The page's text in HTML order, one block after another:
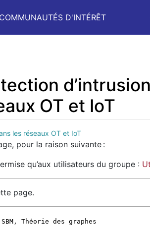
COMMUNAUTÉS D'INTÉRÊT
OT et IoT
les réseaux OT et IoT
pour la raison suivante :
qu’aux utilisateurs du groupe :
page.